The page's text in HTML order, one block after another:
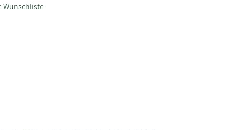
Wunschliste